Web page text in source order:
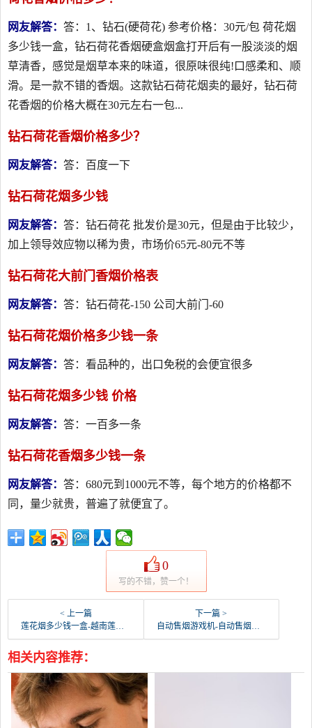
网友解答： 答：1、钻石(硬荷花) 参考价格：30元/包 荷花烟
多少钱一盒，钻石荷花香烟硬盒烟盒打开后有一股淡淡的烟
草清香，感觉是烟草本来的味道，很原味很纯!口感柔和、顺
滑。是一款不错的香烟。这款钻石荷花烟卖的最好，钻石荷
花香烟的价格大概在30元左右一包...
钻石荷花香烟价格多少？
网友解答： 答：百度一下
钻石荷花烟多少钱
网友解答： 答：钻石荷花 批发价是30元，但是由于比较少，
加上领导效应物以稀为贵，市场价65元-80元不等
钻石荷花大前门香烟价格表
网友解答： 答：钻石荷花-150 公司大前门-60
钻石荷花烟价格多少钱一条
网友解答： 答：看品种的，出口免税的会便宜很多
钻石荷花烟多少钱 价格
网友解答： 答：一百多一条
钻石荷花香烟多少钱一条
网友解答： 答：680元到1000元不等，每个地方的价格都不
同，量少就贵，普遍了就便宜了。
0
写的不错，赞一个！
< 上一篇
莲花烟多少钱一盒-越南莲花香烟这款多少钱一条？
下一篇 >
自动售烟游戏机-自动售烟游戏机违法吗
相关内容推荐：